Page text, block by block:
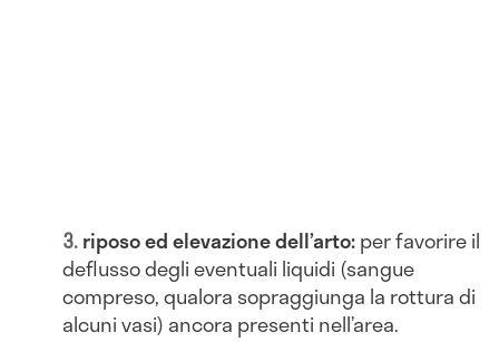
riposo ed elevazione dell’arto:per favorire il
deflusso degli eventuali liquidi (sangue
compreso, qualora sopraggiunga la rottura di
alcuni vasi) ancora presenti nell’area.